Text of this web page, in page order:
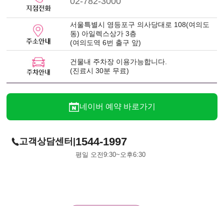
서울특별시 영등포구 의사당대로 108(여의도
동) 아일렉스상가 3층
(여의도역 6번 출구 앞)
건물내 주차장 이용가능합니다.
(진료시 30분 무료)
네이버 예약 바로가기
고객상담센터 |1544-1997
평일 오전9:30~오후6:30